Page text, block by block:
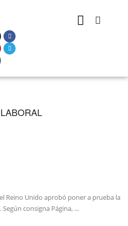
Reino Unido aprobó poner a prueba la
consigna Página, ...